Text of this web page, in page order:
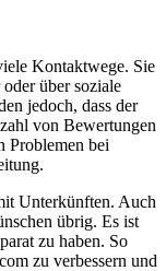
Kontaktwege. Sie
über soziale
jedoch, dass der
von Bewertungen
Problemen bei
Unterkünften. Auch
übrig. Es ist
zu haben. So
zu verbessern und